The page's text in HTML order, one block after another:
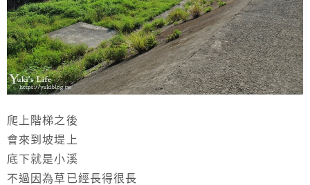
爬上階梯之後
會來到坡堤上
底下就是小溪
不過因為草已經長得很長